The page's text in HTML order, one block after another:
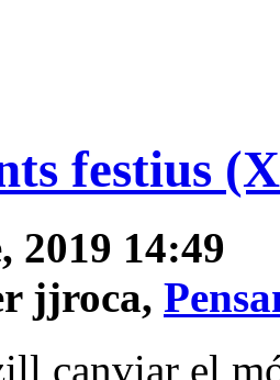
festius
2019 14:49
jjroca,
canviar el